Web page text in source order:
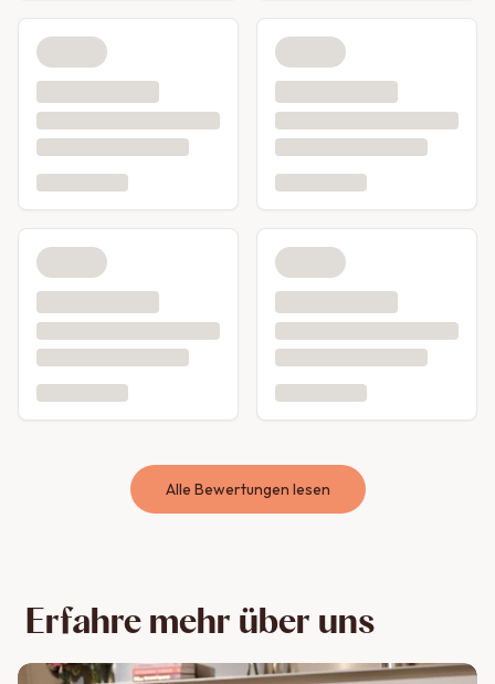
Alle Bewertungen lesen
Erfahre mehr über uns